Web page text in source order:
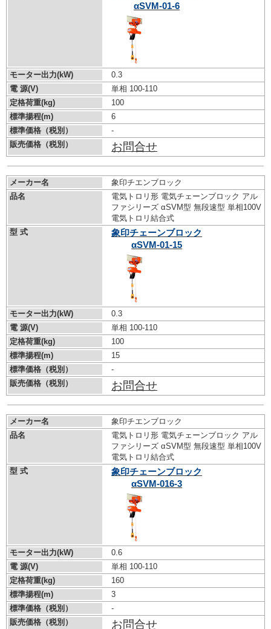
αSVM-01-6
モーター出力(kW)
0.3
電 源(V)
単相 100-110
定格荷重(kg)
100
標準揚程(m)
6
標準価格（税別）
-
販売価格（税別）
お問合せ
メーカー名
象印チエンブロック
品名
電気トロリ形 電気チェーンブロック アル
ファシリーズ αSVM型 無段速型 単相100V
電気トロリ結合式
型 式
象印チェーンブロック
αSVM-01-15
モーター出力(kW)
0.3
電 源(V)
単相 100-110
定格荷重(kg)
100
標準揚程(m)
15
標準価格（税別）
-
販売価格（税別）
お問合せ
メーカー名
象印チエンブロック
品名
電気トロリ形 電気チェーンブロック アル
ファシリーズ αSVM型 無段速型 単相100V
電気トロリ結合式
型 式
象印チェーンブロック
αSVM-016-3
モーター出力(kW)
0.6
電 源(V)
単相 100-110
定格荷重(kg)
160
標準揚程(m)
3
標準価格（税別）
-
販売価格（税別）
お問合せ